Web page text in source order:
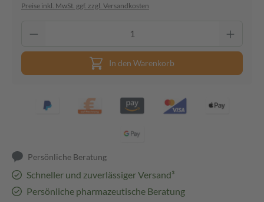
Preise inkl. MwSt. ggf. zzgl. Versandkosten
In den Warenkorb
Persönliche Beratung
Schneller und zuverlässiger Versand³
Persönliche pharmazeutische Beratung